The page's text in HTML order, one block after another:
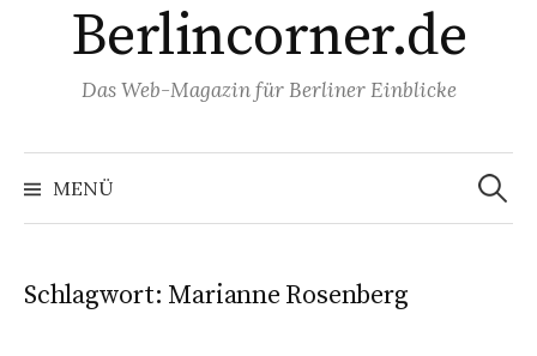
Berlincorner.de
Das Web-Magazin für Berliner Einblicke
MENÜ
Suchen
nach:
Schlagwort: Marianne Rosenberg